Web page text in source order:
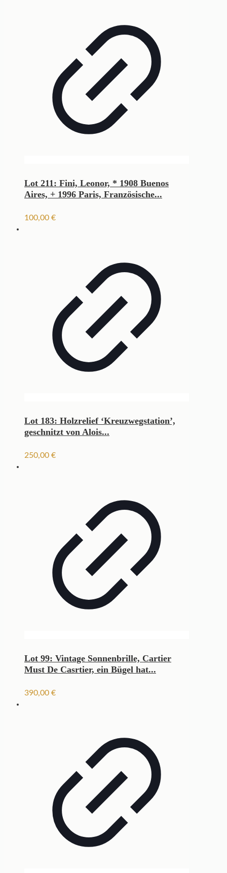
Lot 211: Fini, Leonor, * 1908 Buenos
Aires, + 1996 Paris, Französische...
100,00 €
Lot 183: Holzrelief ‘Kreuzwegstation’,
geschnitzt von Alois...
250,00 €
Lot 99: Vintage Sonnenbrille, Cartier
Must De Casrtier, ein Bügel hat...
390,00 €